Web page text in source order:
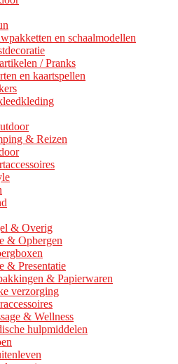
en schaalmodellen
/ Pranks
en kaartspellen
& Reizen
& Overig
& Opbergen
& Presentatie
& Papierwaren
verzorging
& Wellness
hulpmiddelen